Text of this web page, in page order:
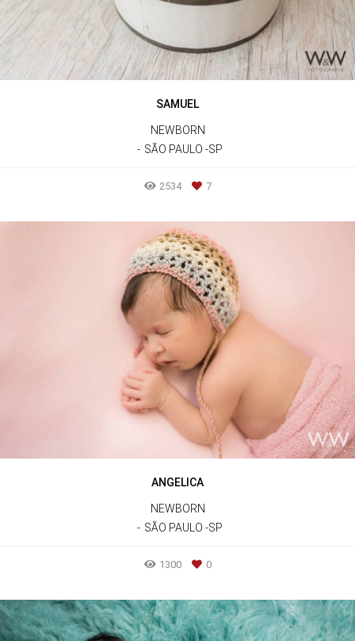
SAMUEL
NEWBORN
SÃO PAULO -SP
2534 7
ANGELICA
NEWBORN
SÃO PAULO -SP
1300 0